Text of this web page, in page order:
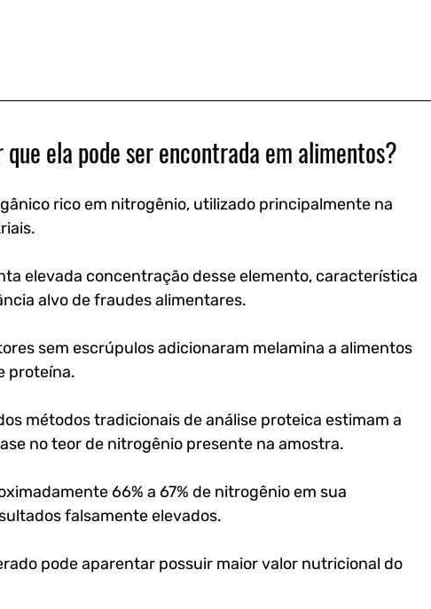
que ela pode ser encontrada em alimentos?
rico em nitrogênio, utilizado principalmente na
elevada concentração desse elemento, característica
alvo de fraudes alimentares.
sem escrúpulos adicionaram melamina a alimentos
proteína.
métodos tradicionais de análise proteica estimam a
no teor de nitrogênio presente na amostra.
66% a 67% de nitrogênio em sua
falsamente elevados.
pode aparentar possuir maior valor nutricional do